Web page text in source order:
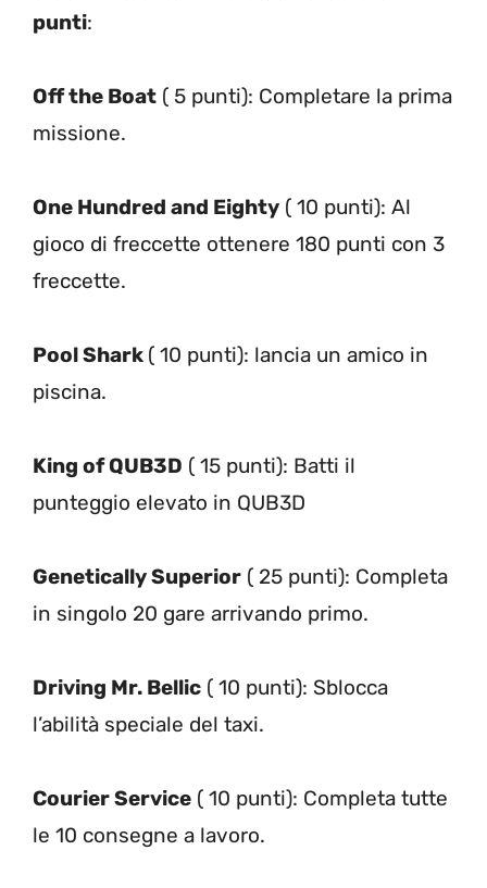
punti:
Off the Boat ( 5 punti): Completare la prima
missione.
One Hundred and Eighty ( 10 punti): Al
gioco di freccette ottenere 180 punti con 3
freccette.
Pool Shark ( 10 punti): lancia un amico in
piscina.
King of QUB3D ( 15 punti): Batti il
punteggio elevato in QUB3D
Genetically Superior ( 25 punti): Completa
in singolo 20 gare arrivando primo.
Driving Mr. Bellic ( 10 punti): Sblocca
l’abilità speciale del taxi.
Courier Service ( 10 punti): Completa tutte
le 10 consegne a lavoro.